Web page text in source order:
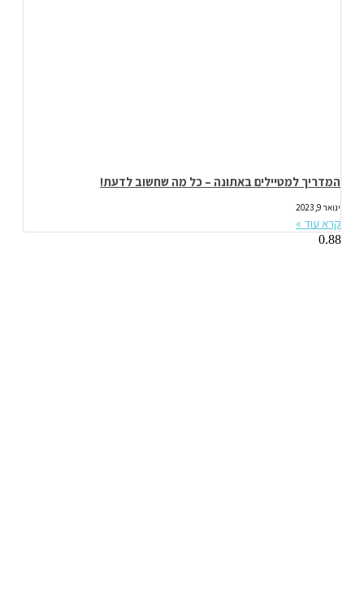
המדריך למטיילים באתונה – כל מה שחשוב לדעת!
ינואר 9, 2023
קרא עוד »